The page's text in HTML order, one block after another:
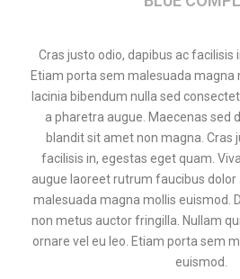
Cras justo odio, dapibus ac facilisis
Etiam porta sem malesuada magna
lacinia bibendum nulla sed
a pharetra augue. Maecenas sed
blandit sit amet non magna. Cras
facilisis in, egestas eget quam.
augue laoreet rutrum faucibus
malesuada magna mollis euismod.
non metus auctor fringilla. Nullam
ornare vel eu leo. Etiam porta sem
euismod.